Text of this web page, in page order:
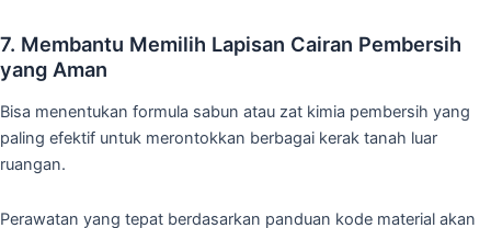
7. Membantu Memilih Lapisan Cairan Pembersih
yang Aman
Bisa menentukan formula sabun atau zat kimia pembersih yang
paling efektif untuk merontokkan berbagai kerak tanah luar
ruangan.
Perawatan yang tepat berdasarkan panduan kode material akan